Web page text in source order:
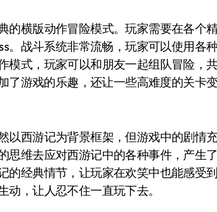
的横版动作冒险模式。玩家需要在各个
。战斗系统非常流畅，玩家可以使用各
模式，玩家可以和朋友一起组队冒险，
了游戏的乐趣，还让一些高难度的关卡
以西游记为背景框架，但游戏中的剧情
思维去应对西游记中的各种事件，产生
的经典情节，让玩家在欢笑中也能感受
，让人忍不住一直玩下去。